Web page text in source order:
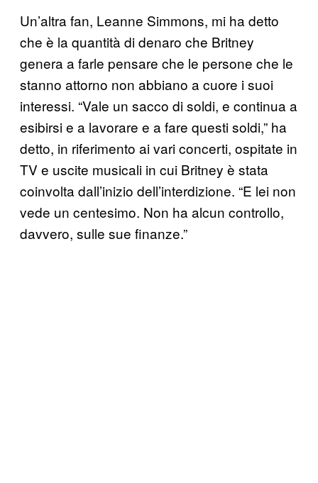
Un’altra fan, Leanne Simmons, mi ha detto
che è la quantità di denaro che Britney
genera a farle pensare che le persone che le
stanno attorno non abbiano a cuore i suoi
interessi. “Vale un sacco di soldi, e continua a
esibirsi e a lavorare e a fare questi soldi,” ha
detto, in riferimento ai vari concerti, ospitate in
TV e uscite musicali in cui Britney è stata
coinvolta dall’inizio dell’interdizione. “E lei non
vede un centesimo. Non ha alcun controllo,
davvero, sulle sue finanze.”